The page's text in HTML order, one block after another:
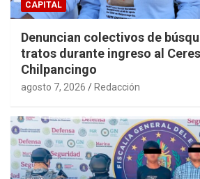
CAPITAL
Denuncian colectivos de
tratos durante ingreso al
Chilpancingo
agosto 7, 2026 Redacción